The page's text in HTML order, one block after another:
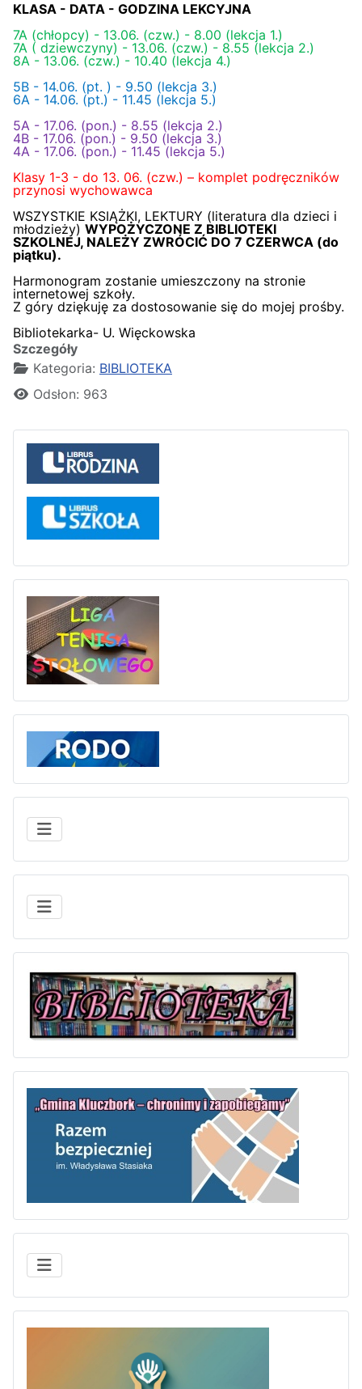
Liga tenisa stołowego
KLASA - DATA - GODZINA LEKCYJNA
7A (chłopcy) - 13.06. (czw.) - 8.00 (lekcja 1.)
7A ( dziewczyny) - 13.06. (czw.) - 8.55 (lekcja 2.)
8A - 13.06. (czw.) - 10.40 (lekcja 4.)
5B - 14.06. (pt. ) - 9.50 (lekcja 3.)
6A - 14.06. (pt.) - 11.45 (lekcja 5.)
5A - 17.06. (pon.) - 8.55 (lekcja 2.)
4B - 17.06. (pon.) - 9.50 (lekcja 3.)
4A - 17.06. (pon.) - 11.45 (lekcja 5.)
Klasy 1-3 - do 13. 06. (czw.) – komplet podręczników
przynosi wychowawca
WSZYSTKIE KSIĄŻKI, LEKTURY (literatura dla dzieci i
młodzieży) WYPOŻYCZONE Z BIBLIOTEKI
SZKOLNEJ, NALEŻY ZWRÓCIĆ DO 7 CZERWCA (do
piątku).
Harmonogram zostanie umieszczony na stronie
internetowej szkoły.
Z góry dziękuję za dostosowanie się do mojej prośby.
Bibliotekarka- U. Więckowska
Szczegóły
Kategoria: BIBLIOTEKA
Odsłon: 963